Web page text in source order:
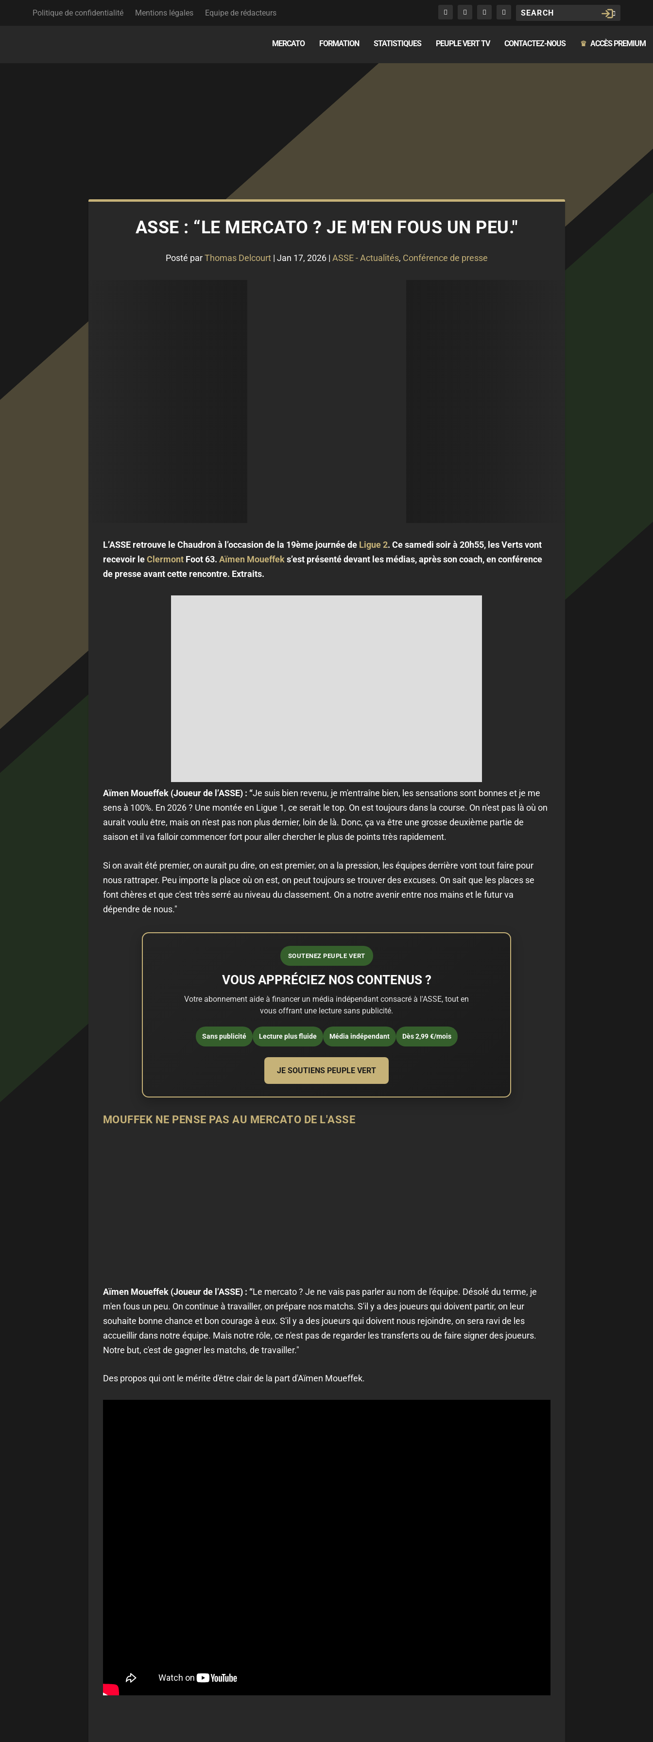
Politique de confidentialité Mentions légales Equipe de rédacteurs
MERCATO FORMATION STATISTIQUES PEUPLE VERT TV CONTACTEZ-NOUS ♛ ACCÈS PREMIUM
ASSE : “LE MERCATO ? JE M'EN FOUS UN PEU."
Posté parThomas Delcourt| Jan 17, 2026| ASSE - Actualités, Conférence de presse
L’ASSE retrouve le Chaudron à l’occasion de la 19ème journée de Ligue 2. Ce samedi soir à 20h55, les Verts vont
recevoir leClermontFoot 63. Aïmen Moueffeks’est présenté devant les médias, après son coach, en conférence
de presse avant cette rencontre. Extraits.
Aïmen Moueffek (Joueur de l’ASSE) : “Je suis bien revenu, je m'entraîne bien, les sensations sont bonnes et je me
sens à 100%. En 2026 ? Une montée en Ligue 1, ce serait le top. On est toujours dans la course. On n'est pas là où on
aurait voulu être, mais on n'est pas non plus dernier, loin de là. Donc, ça va être une grosse deuxième partie de
saison et il va falloir commencer fort pour aller chercher le plus de points très rapidement.
Si on avait été premier, on aurait pu dire, on est premier, on a la pression, les équipes derrière vont tout faire pour
nous rattraper. Peu importe la place où on est, on peut toujours se trouver des excuses. On sait que les places se
font chères et que c'est très serré au niveau du classement. On a notre avenir entre nos mains et le futur va
dépendre de nous."
SOUTENEZ PEUPLE VERT
VOUS APPRÉCIEZ NOS CONTENUS ?
Votre abonnement aide à financer un média indépendant consacré à l'ASSE, tout en
vous offrant une lecture sans publicité.
Sans publicité Lecture plus fluide Média indépendant Dès 2,99 €/mois
JE SOUTIENS PEUPLE VERT
MOUFFEK NE PENSE PAS AU MERCATO DE L'ASSE
Aïmen Moueffek (Joueur de l’ASSE) : “Le mercato ? Je ne vais pas parler au nom de l'équipe. Désolé du terme, je
m'en fous un peu. On continue à travailler, on prépare nos matchs. S'il y a des joueurs qui doivent partir, on leur
souhaite bonne chance et bon courage à eux. S'il y a des joueurs qui doivent nous rejoindre, on sera ravi de les
accueillir dans notre équipe. Mais notre rôle, ce n'est pas de regarder les transferts ou de faire signer des joueurs.
Notre but, c'est de gagner les matchs, de travailler."
Des propos qui ont le mérite d'être clair de la part d'Aïmen Moueffek.